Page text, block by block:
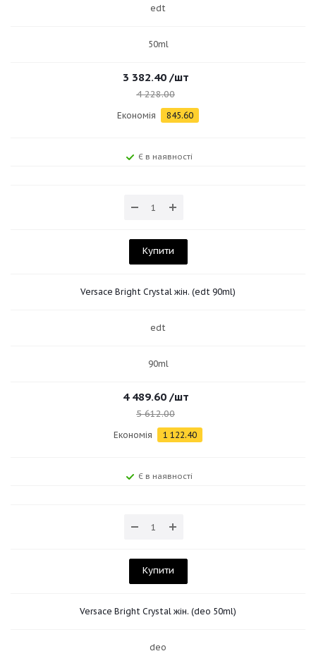
edt
50ml
3 382.40 /шт
4 228.00
Економія 845.60
Є в наявності
Купити
Versace Bright Crystal жін. (edt 90ml)
edt
90ml
4 489.60 /шт
5 612.00
Економія 1 122.40
Є в наявності
Купити
Versace Bright Crystal жін. (deo 50ml)
deo